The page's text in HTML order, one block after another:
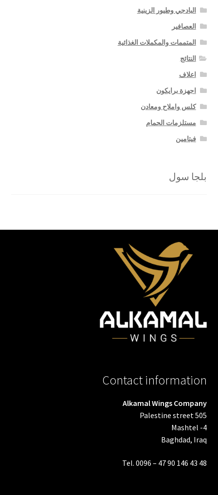
البادجي وطيور الزينية
العصافير
المتممات والمكملات الغذائية
النتائج
اعلاف
اجهزة برايكون
كلس واملاح ومعادن
مستلزمات الحمام
فيتامين
بلجا سول
Contact information
Alkamal Wings Company
Palestine street 505
Mashtel -4
Baghdad, Iraq
Tel. 0096 – 47 90 146 43 48